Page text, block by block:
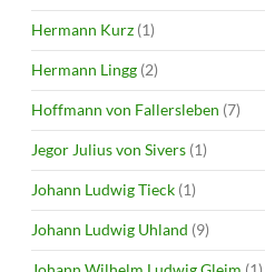
Hermann Kurz (1)
Hermann Lingg (2)
Hoffmann von Fallersleben (7)
Jegor Julius von Sivers (1)
Johann Ludwig Tieck (1)
Johann Ludwig Uhland (9)